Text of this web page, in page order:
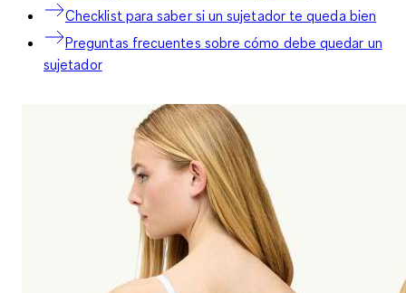
Checklist para saber si un sujetador te queda bien
Preguntas frecuentes sobre cómo debe quedar un
sujetador